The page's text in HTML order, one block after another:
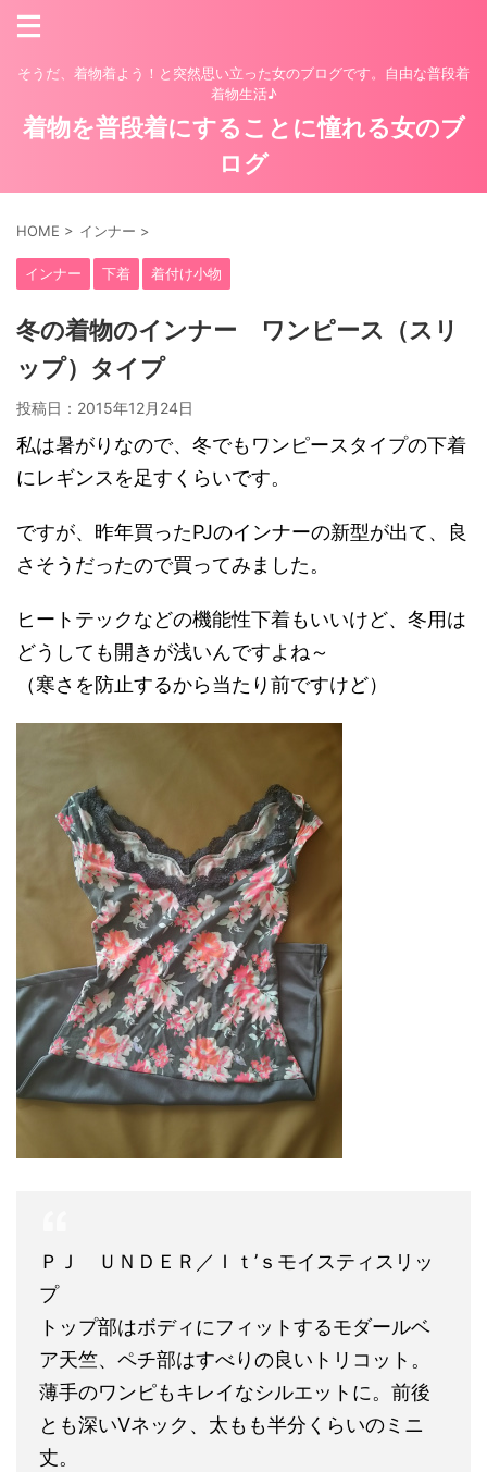
そうだ、着物着よう！と突然思い立った女のブログです。自由な普段着
着物生活♪
着物を普段着にすることに憧れる女のブ
ログ
HOME > インナー >
インナー 下着 着付け小物
冬の着物のインナー ワンピース（スリ
ップ）タイプ
投稿日： 2015年12月24日
私は暑がりなので、冬でもワンピースタイプの下着
にレギンスを足すくらいです。
ですが、昨年買ったPJのインナーの新型が出て、良
さそうだったので買ってみました。
ヒートテックなどの機能性下着もいいけど、冬用は
どうしても開きが浅いんですよね～
（寒さを防止するから当たり前ですけど）
ＰＪ ＵＮＤＥＲ／Ｉｔ’ｓモイスティスリッ
プ
トップ部はボディにフィットするモダールベ
ア天竺、ペチ部はすべりの良いトリコット。
薄手のワンピもキレイなシルエットに。前後
とも深いVネック、太もも半分くらいのミニ
丈。